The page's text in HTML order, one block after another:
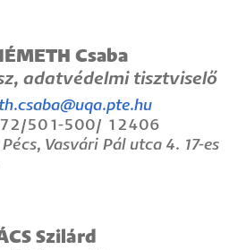
Csaba
adatvédelmi tisztviselő
501-500/ 12406
Pécs, Vasvári Pál utca 4. 17-es
Szilárd